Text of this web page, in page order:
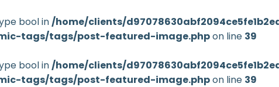
bool in/home/clients/
tags/tags/post-featured-image.phpon line 39
bool in/home/clients/
tags/tags/post-featured-image.phpon line 39